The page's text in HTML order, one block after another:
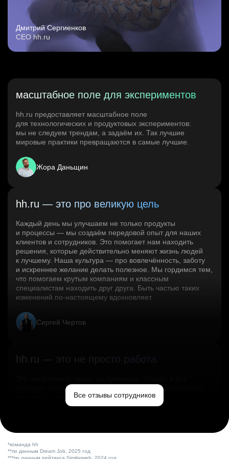
Дмитрий Сергиенков
CEO hh.ru
масштабное поле для экспериментов
hh.ru предоставляет масштабное поле
для технологических и продуктовых экспериментов:
мы не следуем трендам, а задаём их. Так лучшие
мировые практики превращаются в самые лучшие.
Жора Даньщин
hh.ru — это про великую цель
Каждый день мы улучшаем не только продукты
и процессы — мы создаём передовой опыт для наших
клиентов и сотрудников. Это помогает нам находить
решения, которые действительно меняют жизнь людей
к лучшему. Наша культура — про вовлечённость, заботу
и искреннее желание делать полезное. Мы гордимся тем,
что помогаем крутым компаниям и классным
специалистам находить друг друга. Быть частью таких
изменений по‑настоящему вдохновляет.
Сергей Чертов
hh.ru — это не просто работа
свободы. Мы помогаем миру и создаём лучший сервис
по поиску работы в стране.Все отзывы сотрудников
*команда hh
**по данным Dream Job, 2025 год
***по данным рейтинга Similarweb, 2024 год